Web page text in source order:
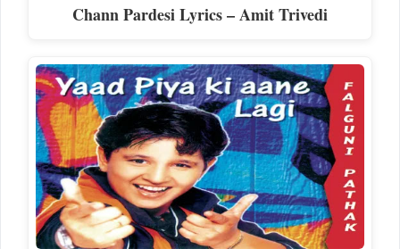
Chann Pardesi Lyrics – Amit Trivedi